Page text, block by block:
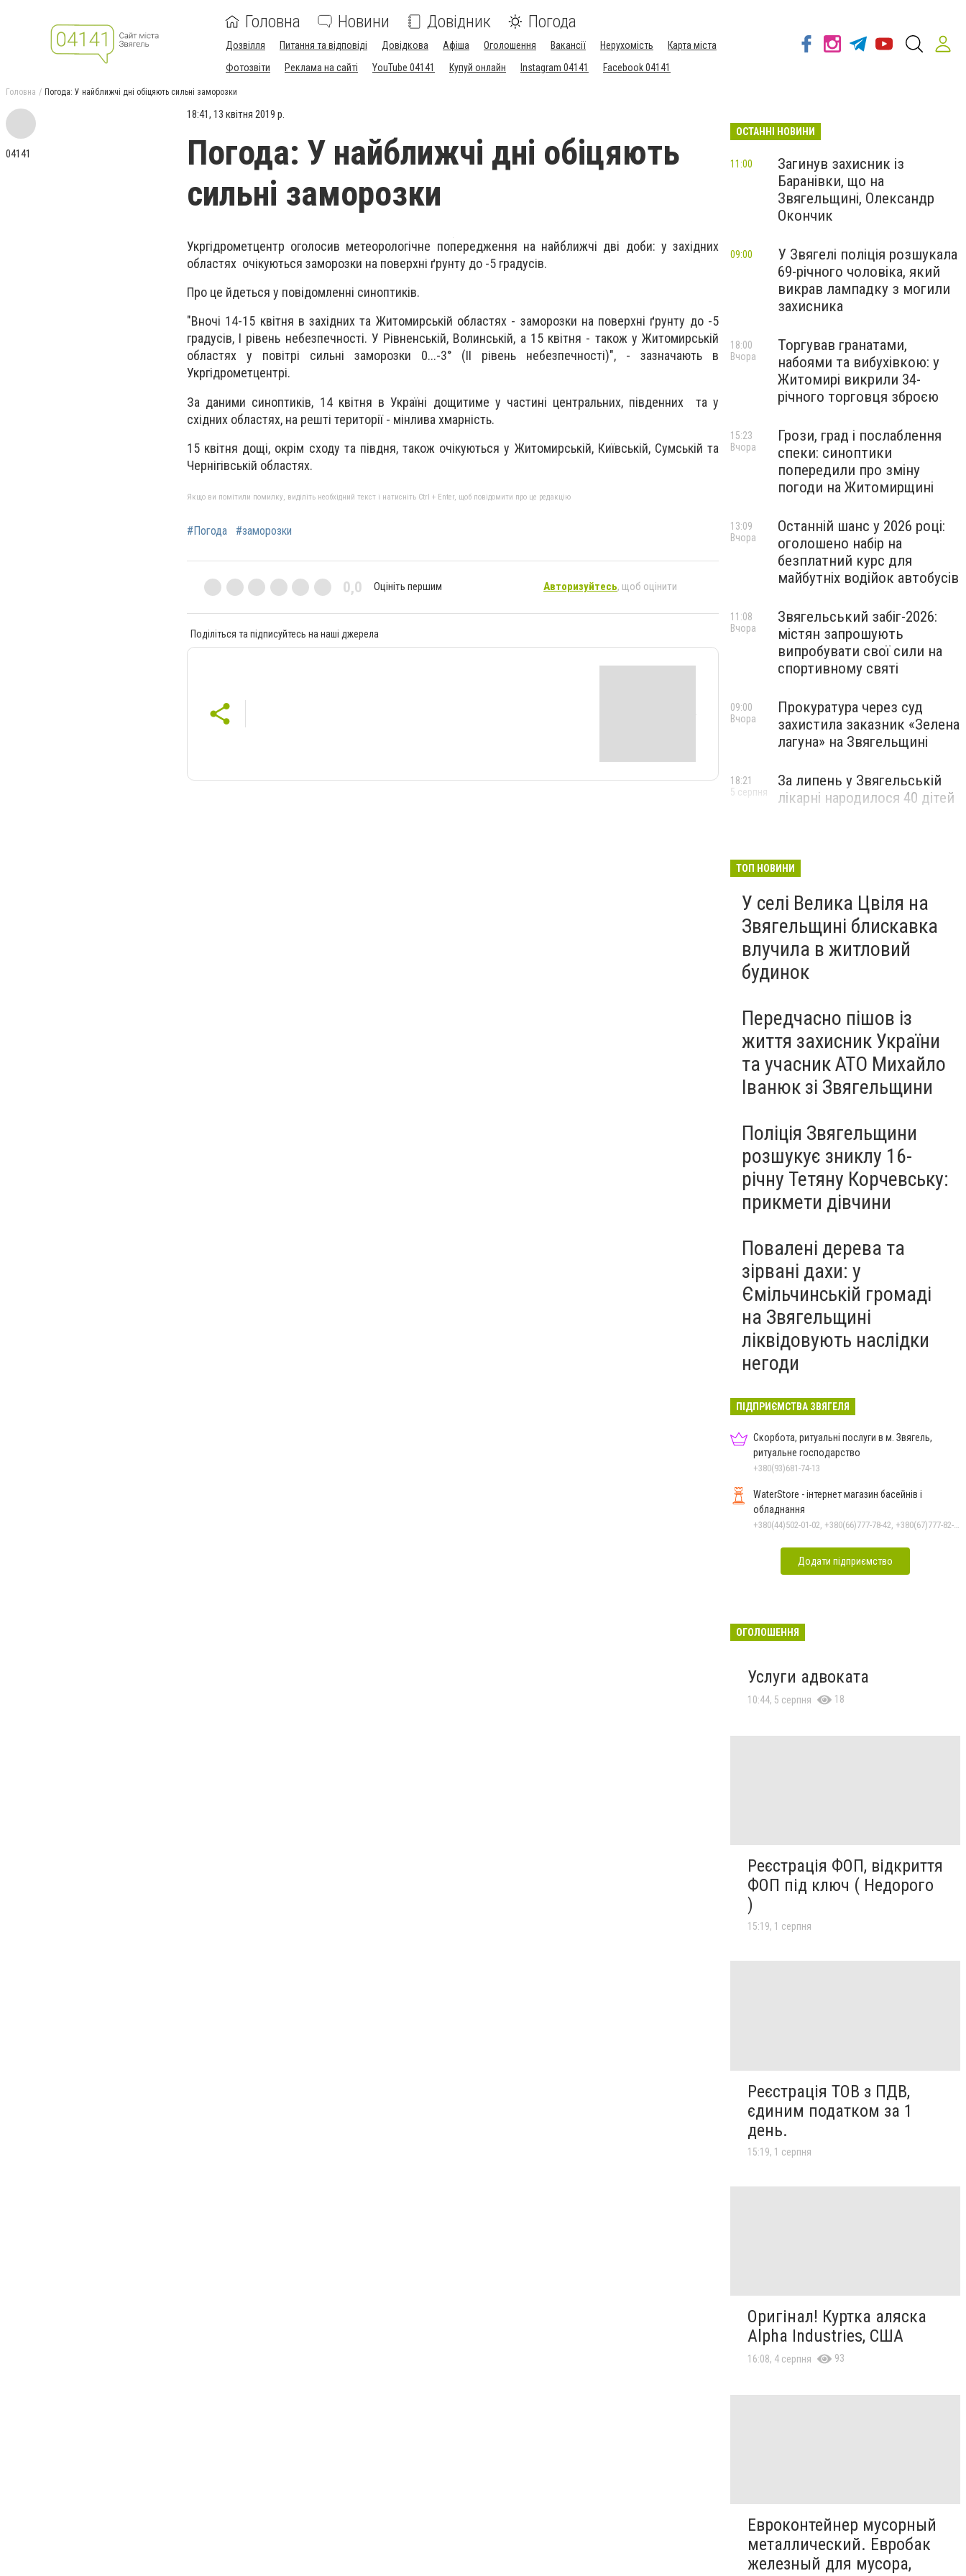
Головна Новини Довідник Погода
Дозвілля Питання та відповіді Довідкова Афіша Оголошення Вакансії Нерухомість
Карта міста
Фотозвіти
Реклама на сайті YouTube 04141 Купуй онлайн Instagram 04141 Facebook 04141
Головна Погода: У найближчі дні обіцяють сильні заморозки
04141
18:41, 13 квітня 2019 р.
Погода: У найближчі дні обіцяють
сильні заморозки
Укргідрометцентр оголосив метеорологічне попередження на найближчі дві доби: у західних
областях очікуються заморозки на поверхні ґрунту до -5 градусів.
Про це йдеться у повідомленні синоптиків.
"Вночі 14-15 квітня в західних та Житомирській областях - заморозки на поверхні ґрунту до -5
градусів, І рівень небезпечності. У Рівненській, Волинській, а 15 квітня - також у Житомирській
областях у повітрі сильні заморозки 0...-3° (ІІ рівень небезпечності)", - зазначають в
Укргідрометцентрі.
За даними синоптиків, 14 квітня в Україні дощитиме у частині центральних, південних та у
східних областях, на решті території - мінлива хмарність.
15 квітня дощі, окрім сходу та півдня, також очікуються у Житомирській, Київській, Сумській та
Чернігівській областях.
Якщо ви помітили помилку, виділіть необхідний текст і натисніть Ctrl + Enter, щоб повідомити про це редакцію
#Погода #заморозки
0,0 Оцініть першим Авторизуйтесь, щоб оцінити
Поділіться та підписуйтесь на наші джерела
ОСТАННІ НОВИНИ
Загинув захисник із
Баранівки, що на
Звягельщині, Олександр
Окончик
11:00
У Звягелі поліція розшукала
69-річного чоловіка, який
викрав лампадку з могили
захисника
09:00
Торгував гранатами,
набоями та вибухівкою: у
Житомирі викрили 34-
річного торговця зброєю
18:00
Вчора
Грози, град і послаблення
спеки: синоптики
попередили про зміну
погоди на Житомирщині
15:23
Вчора
Останній шанс у 2026 році:
оголошено набір на
безплатний курс для
майбутніх водійок автобусів
13:09
Вчора
Звягельський забіг-2026:
містян запрошують
випробувати свої сили на
спортивному святі
11:08
Вчора
Прокуратура через суд
захистила заказник «Зелена
лагуна» на Звягельщині
09:00
Вчора
За липень у Звягельській
лікарні народилося 40 дітей
18:21
5 серпня
ТОП НОВИНИ
У селі Велика Цвіля на
Звягельщині блискавка
влучила в житловий
будинок
Передчасно пішов із
життя захисник України
та учасник АТО Михайло
Іванюк зі Звягельщини
Поліція Звягельщини
розшукує зниклу 16-
річну Тетяну Корчевську:
прикмети дівчини
Повалені дерева та
зірвані дахи: у
Ємільчинській громаді
на Звягельщині
ліквідовують наслідки
негоди
ПІДПРИЄМСТВА ЗВЯГЕЛЯ
Скорбота, ритуальні послуги в м. Звягель,
ритуальне господарство
+380(93)681-74-13
WaterStore - інтернет магазин басейнів і
обладнання
+380(44)502-01-02, +380(66)777-78-42, +380(67)777-82-19, +380(67)890-80-80, +380(73)890-80-80, +380(44)502-01-03
Додати підприємство
ОГОЛОШЕННЯ
Услуги адвоката
10:44, 5 серпня 18
Реєстрація ФОП, відкриття
ФОП під ключ ( Недорого
)
15:19, 1 серпня
Реєстрація ТОВ з ПДВ,
єдиним податком за 1
день.
15:19, 1 серпня
Оригінал! Куртка аляска
Alpha Industries, США
16:08, 4 серпня 93
Евроконтейнер мусорный
металлический. Евробак
железный для мусора,